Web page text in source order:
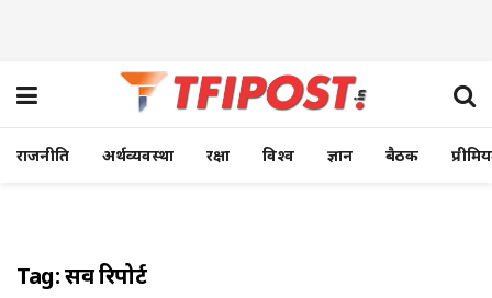
राजनीति अर्थव्यवस्था रक्षा विश्व ज्ञान बैठक
Tag:सर्वे रिपोर्ट